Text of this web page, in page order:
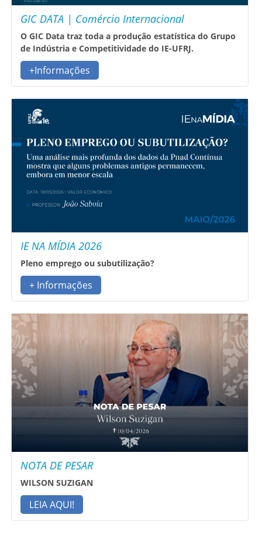
GIC DATA | Comércio Internacional
O GIC Data traz toda a produção estatística do Grupo
de Indústria e Competitividade do IE-UFRJ.
+Informações
IE NA MÍDIA 2026
Pleno emprego ou subutilização?
+ Informações
NOTA DE PESAR
WILSON SUZIGAN
LEIA AQUI!